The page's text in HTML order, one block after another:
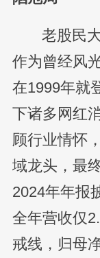
老股民
作为曾经风
在1999年就
下诸多网红
顾行业情怀
域龙头，最
2024年年报
全年营收仅
戒线，归母